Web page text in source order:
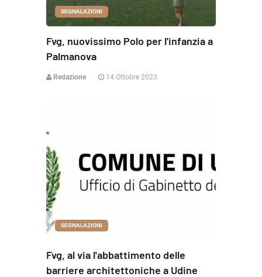
SEGNALAZIONI
Fvg, nuovissimo Polo per l'infanzia a
Palmanova
Redazione 14 Ottobre 2023
SEGNALAZIONI
Fvg, al via l'abbattimento delle
barriere architettoniche a Udine